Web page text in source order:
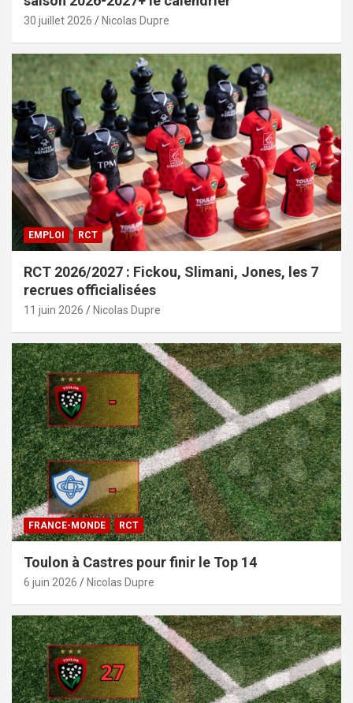
30 juillet 2026 Nicolas Dupre
EMPLOI RCT
RCT 2026/2027 : Fickou, Slimani, Jones, les 7
recrues officialisées
11 juin 2026 Nicolas Dupre
FRANCE-MONDE RCT
Toulon à Castres pour finir le Top 14
6 juin 2026 Nicolas Dupre